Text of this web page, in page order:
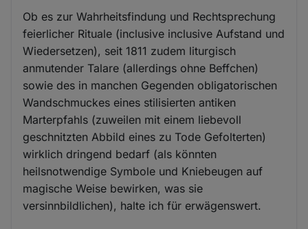
Ob es zur Wahrheitsfindung und Rechtsprechung
feierlicher Rituale (inclusive inclusive Aufstand und
Wiedersetzen), seit 1811 zudem liturgisch
anmutender Talare (allerdings ohne Beffchen)
sowie des in manchen Gegenden obligatorischen
Wandschmuckes eines stilisierten antiken
Marterpfahls (zuweilen mit einem liebevoll
geschnitzten Abbild eines zu Tode Gefolterten)
wirklich dringend bedarf (als könnten
heilsnotwendige Symbole und Kniebeugen auf
magische Weise bewirken, was sie
versinnbildlichen), halte ich für erwägenswert.